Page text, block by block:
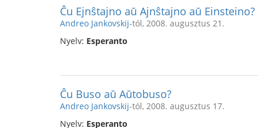
Ĉu Ejnŝtajno aŭ Ajnŝtajno aŭ Einsteino?
Andreo Jankovskij-tól, 2008. augusztus 21.
Nyelv: Esperanto
Ĉu Buso aŭ Aŭtobuso?
Andreo Jankovskij-tól, 2008. augusztus 17.
Nyelv: Esperanto